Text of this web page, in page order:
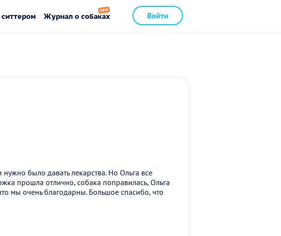
Войти
Журнал о собаках
было давать лекарства. Но Ольга все
прошла отлично, собака поправилась, Ольга
мы очень благодарны. Большое спасибо, что